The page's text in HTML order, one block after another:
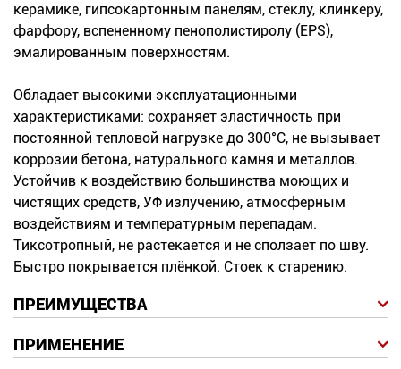
керамике, гипсокартонным панелям, стеклу, клинкеру,
фарфору, вспененному пенополистиролу (EPS),
эмалированным поверхностям.
Обладает высокими эксплуатационными
характеристиками: сохраняет эластичность при
постоянной тепловой нагрузке до 300°C, не вызывает
коррозии бетона, натурального камня и металлов.
Устойчив к воздействию большинства моющих и
чистящих средств, УФ излучению, атмосферным
воздействиям и температурным перепадам.
Тиксотропный, не растекается и не сползает по шву.
Быстро покрывается плёнкой. Стоек к старению.
ПРЕИМУЩЕСТВА
ПРИМЕНЕНИЕ